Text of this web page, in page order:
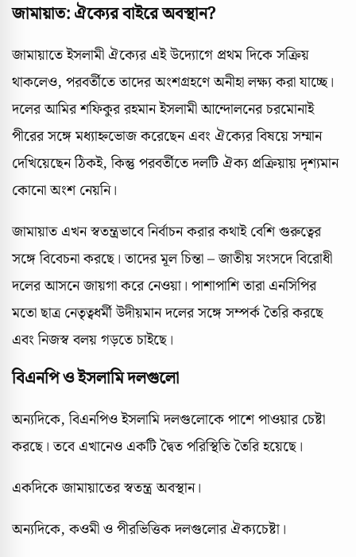
জামায়াত: ঐক্যের বাইরে অবস্থান?
জামায়াতে ইসলামী ঐক্যের এই উদ্যোগে প্রথম দিকে সক্রিয়
থাকলেও, পরবর্তীতে তাদের অংশগ্রহণে অনীহা লক্ষ্য করা যাচ্ছে।
দলের আমির শফিকুর রহমান ইসলামী আন্দোলনের চরমোনাই
পীরের সঙ্গে মধ্যাহ্নভোজ করেছেন এবং ঐক্যের বিষয়ে সম্মান
দেখিয়েছেন ঠিকই, কিন্তু পরবর্তীতে দলটি ঐক্য প্রক্রিয়ায় দৃশ্যমান
কোনো অংশ নেয়নি।
জামায়াত এখন স্বতন্ত্রভাবে নির্বাচন করার কথাই বেশি গুরুত্বের
সঙ্গে বিবেচনা করছে। তাদের মূল চিন্তা – জাতীয় সংসদে বিরোধী
দলের আসনে জায়গা করে নেওয়া। পাশাপাশি তারা এনসিপির
মতো ছাত্র নেতৃত্বধর্মী উদীয়মান দলের সঙ্গে সম্পর্ক তৈরি করছে
এবং নিজস্ব বলয় গড়তে চাইছে।
বিএনপি ও ইসলামি দলগুলো
অন্যদিকে, বিএনপিও ইসলামি দলগুলোকে পাশে পাওয়ার চেষ্টা
করছে। তবে এখানেও একটি দ্বৈত পরিস্থিতি তৈরি হয়েছে।
একদিকে জামায়াতের স্বতন্ত্র অবস্থান।
অন্যদিকে, কওমী ও পীরভিত্তিক দলগুলোর ঐক্যচেষ্টা।